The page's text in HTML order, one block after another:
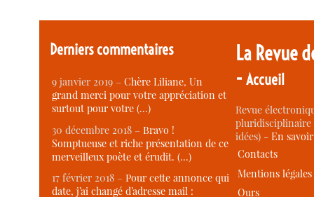
Derniers commentaires
9 janvier 2019 –Chère Liliane, Un
grand merci pour votre appréciation et
surtout pour votre (…)
30 décembre 2018 –Bravo !
Somptueuse et riche présentation de ce
merveilleux poète et érudit. (…)
17 février 2018 –Pour cette annonce qui
date, j’ai changé d’adresse mail :
La Revue
-Accueil
Revue
idées) -En
Contacts
Mentions légales
Ours